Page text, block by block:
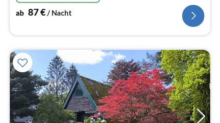
ab 87€ / Nacht